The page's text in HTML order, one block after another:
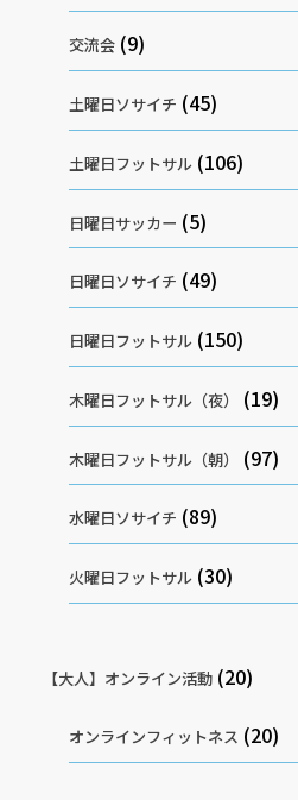
交流会 (9)
土曜日ソサイチ (45)
土曜日フットサル (106)
日曜日サッカー (5)
日曜日ソサイチ (49)
日曜日フットサル (150)
木曜日フットサル（夜） (19)
木曜日フットサル（朝） (97)
水曜日ソサイチ (89)
火曜日フットサル (30)
【大人】オンライン活動(20)
オンラインフィットネス (20)